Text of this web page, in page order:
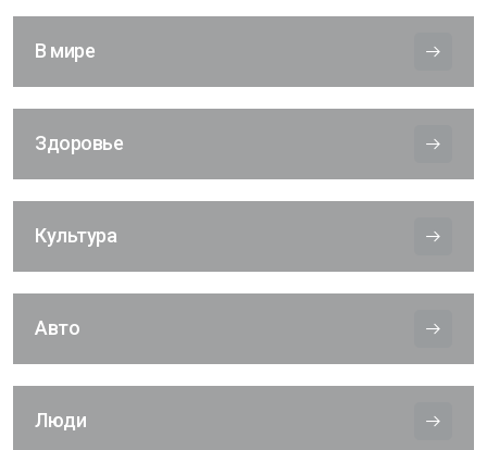
В мире
Здоровье
Культура
Авто
Люди